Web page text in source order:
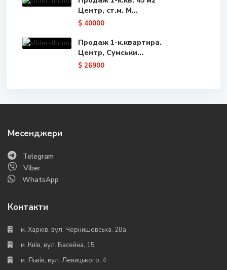
Центр, ст.м. М...
$ 40000
Продаж 1-к.квартира.
Центр, Сумськи...
$ 26900
Месенджери
Telegram
Viber
WhatsApp
Контакти
м. Харків, вул. Чернишевська, 28а
м. Київ, вул. Басейна, 15
м. Львів, вул. Левицького, 4